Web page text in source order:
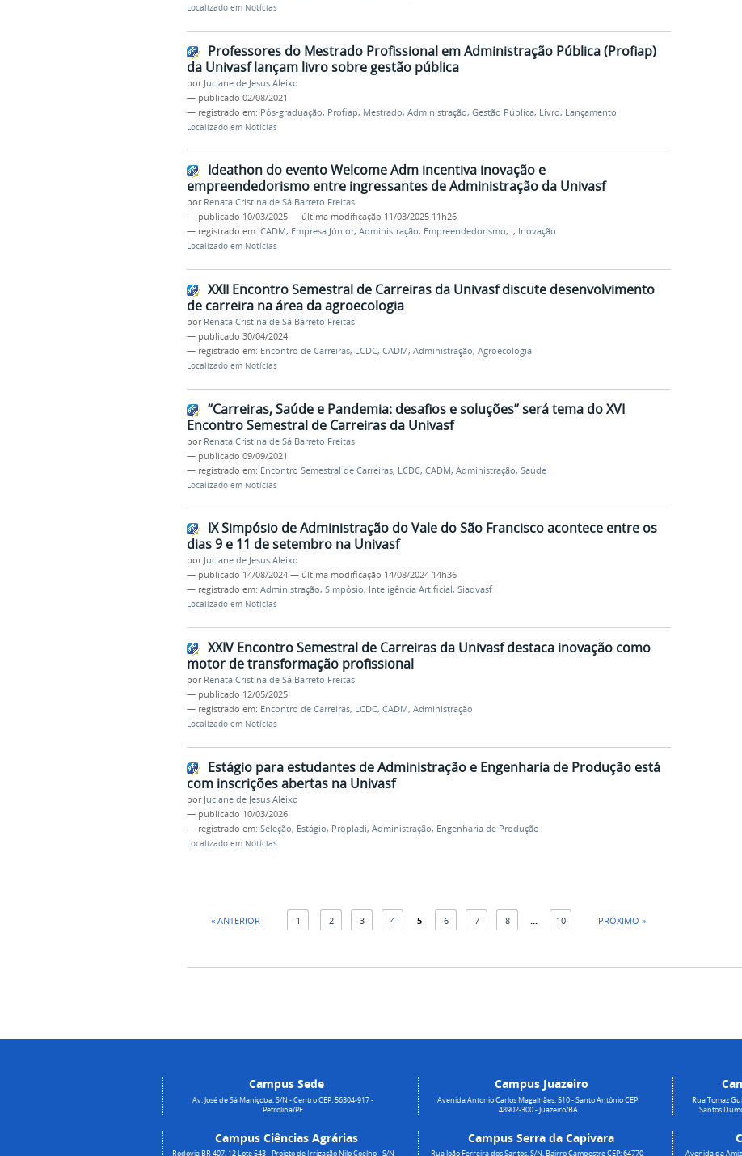
Localizado em Notícias
Professores do Mestrado Profissional em Administração Pública (Profiap)
da Univasf lançam livro sobre gestão pública
por Juciane de Jesus Aleixo
— publicado 02/08/2021
— registrado em: Pós-graduação, Profiap, Mestrado, Administração, Gestão Pública, Livro, Lançamento
Localizado em Notícias
Ideathon do evento Welcome Adm incentiva inovação e
empreendedorismo entre ingressantes de Administração da Univasf
por Renata Cristina de Sá Barreto Freitas
— publicado 10/03/2025 — última modificação 11/03/2025 11h26
— registrado em: CADM, Empresa Júnior, Administração, Empreendedorismo, I, Inovação
Localizado em Notícias
XXII Encontro Semestral de Carreiras da Univasf discute desenvolvimento
de carreira na área da agroecologia
por Renata Cristina de Sá Barreto Freitas
— publicado 30/04/2024
— registrado em: Encontro de Carreiras, LCDC, CADM, Administração, Agroecologia
Localizado em Notícias
“Carreiras, Saúde e Pandemia: desafios e soluções” será tema do XVI
Encontro Semestral de Carreiras da Univasf
por Renata Cristina de Sá Barreto Freitas
— publicado 09/09/2021
— registrado em: Encontro Semestral de Carreiras, LCDC, CADM, Administração, Saúde
Localizado em Notícias
IX Simpósio de Administração do Vale do São Francisco acontece entre os
dias 9 e 11 de setembro na Univasf
por Juciane de Jesus Aleixo
— publicado 14/08/2024 — última modificação 14/08/2024 14h36
— registrado em: Administração, Simpósio, Inteligência Artificial, Siadvasf
Localizado em Notícias
XXIV Encontro Semestral de Carreiras da Univasf destaca inovação como
motor de transformação profissional
por Renata Cristina de Sá Barreto Freitas
— publicado 12/05/2025
— registrado em: Encontro de Carreiras, LCDC, CADM, Administração
Localizado em Notícias
Estágio para estudantes de Administração e Engenharia de Produção está
com inscrições abertas na Univasf
por Juciane de Jesus Aleixo
— publicado 10/03/2026
— registrado em: Seleção, Estágio, Propladi, Administração, Engenharia de Produção
Localizado em Notícias
« ANTERIOR 1 2 3 4 5 6 7 8 10 PRÓXIMO »
Campus Sede
Av. José de Sá Maniçoba, S/N - Centro CEP: 56304-917 -
Petrolina/PE
Campus Ciências Agrárias
Rodovia BR 407, 12 Lote 543 - Projeto de Irrigação Nilo Coelho - S/N
Campus Juazeiro
Avenida Antonio Carlos Magalhães, 510 - Santo Antônio CEP:
48902-300 - Juazeiro/BA
Campus Serra da Capivara
Rua João Ferreira dos Santos, S/N, Bairro Campestre CEP: 64770-
Rua Tomaz
Santos
Avenida da